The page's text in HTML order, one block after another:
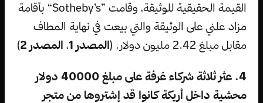
القيمة الحقيقية للوثيقة، وقامت ”Sotheby’s“ بأقامة
مزاد علني على الوثيقة والتي بيعت في نهاية المطاف
مقابل مبلغ 2.42 مليون دولار. (
المصدر 1 ، المصدر 2 )
4. عثر ثلاثة شركاء غرفة على مبلغ 40000 دولار
محشية داخل أريكة كانوا قد إشتروها من متجر